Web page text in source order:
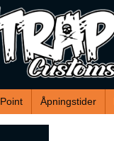
Åpningstider